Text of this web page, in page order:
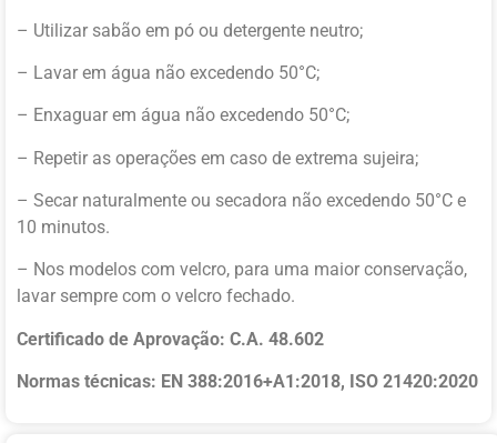
– Utilizar sabão em pó ou detergente neutro;
– Lavar em água não excedendo 50°C;
– Enxaguar em água não excedendo 50°C;
– Repetir as operações em caso de extrema sujeira;
– Secar naturalmente ou secadora não excedendo 50°C e
10 minutos.
– Nos modelos com velcro, para uma maior conservação,
lavar sempre com o velcro fechado.
Certificado de Aprovação: C.A. 48.602
Normas técnicas: EN 388:2016+A1:2018, ISO 21420:2020